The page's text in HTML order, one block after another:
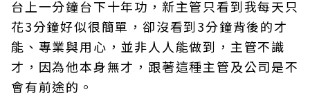
台上一分鐘台下十年功，新主管只看到我每天只
花3分鐘好似很簡單，卻沒看到3分鐘背後的才
能、專業與用心，並非人人能做到，主管不識
才，因為他本身無才，跟著這種主管及公司是不
會有前途的。